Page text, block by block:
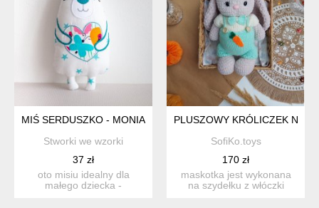
MIŚ SERDUSZKO - MONIA - 21 CM
Stworki we wzorki
37 zł
oto misiu idealny dla
małego dziecka -
PLUSZOWY KRÓLICZEK NA
SofiKo.toys
170 zł
maskotka jest wykonana
na szydełku z włóczki